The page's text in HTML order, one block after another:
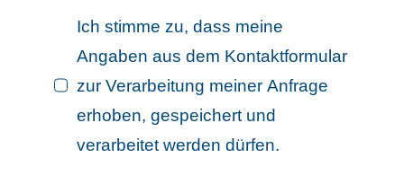
Ich stimme zu, dass meine
Angaben aus dem Kontaktformular
zur Verarbeitung meiner Anfrage
erhoben, gespeichert und
verarbeitet werden dürfen.